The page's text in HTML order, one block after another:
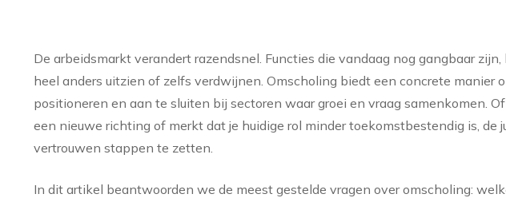
De arbeidsmarkt verandert razendsnel. Functies die vandaag nog gangbaar
heel anders uitzien of zelfs verdwijnen. Omscholing biedt een concrete manier
positioneren en aan te sluiten bij sectoren waar groei en vraag samenkomen.
een nieuwe richting of merkt dat je huidige rol minder toekomstbestendig is, de
vertrouwen stappen te zetten.
In dit artikel beantwoorden we de meest gestelde vragen over omscholing: